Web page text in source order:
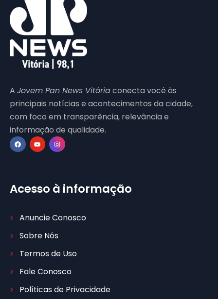
A Jovem Pan News Vitóriaconecta você às
principais notícias e acontecimentos da cidade,
com foco em transparência, relevância e
informação de qualidade.
Acesso à informação
Anuncie Conosco
Sobre Nós
Termos de Uso
Fale Conosco
Políticas de Privacidade